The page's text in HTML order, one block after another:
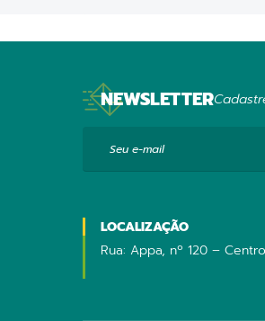
NEWSLETTER
Seu e-mail
LOCALIZAÇÃO
Rua: Appa, nº 120 –